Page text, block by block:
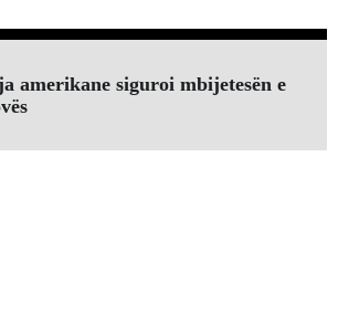
amerikane siguroi mbijetesën e